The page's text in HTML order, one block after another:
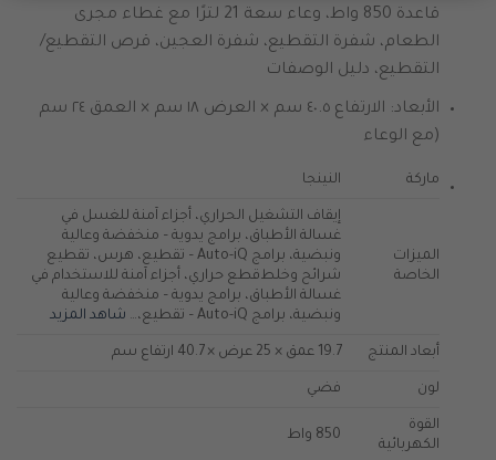
قاعدة 850 واط، وعاء سعة 21 لترًا مع غطاء مجرى
الطعام، شفرة التقطيع، شفرة العجين، قرص التقطيع/
التقطيع، دليل الوصفات
الأبعاد: الارتفاع ٤٠.٥ سم × العرض ١٨ سم × العمق ٢٤ سم
(مع الوعاء
ماركة النينجا
الميزات
الخاصة
إيقاف التشغيل الحراري، أجزاء آمنة للغسل في
غسالة الأطباق، برامج يدوية – منخفضة وعالية
ونبضية، برامج Auto-iQ – تقطيع، هرس، تقطيع
شرائح وخلطقطع حراري، أجزاء آمنة للاستخدام في
غسالة الأطباق، برامج يدوية – منخفضة وعالية
ونبضية، برامج Auto-iQ – تقطيع،…
شاهد المزيد
أبعاد المنتج 19.7 عمق × 25 عرض × 40.7 ارتفاع سم
لون فضي
القوة
الكهربائية
850 واط